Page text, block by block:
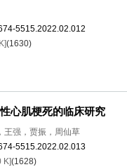
5515.2022.02.012
(1630)
心肌梗死的临床研究
王强，贾振，周仙草
5515.2022.02.013
K](1628)